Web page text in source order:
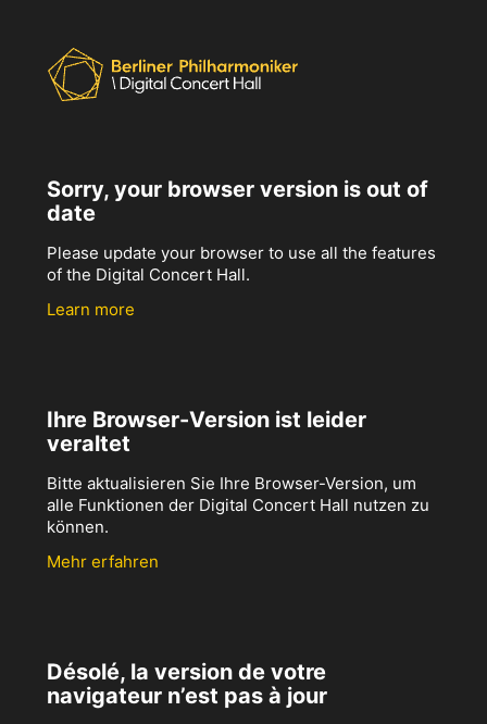
Sorry, your browser version is out of
date
Please update your browser to use all the features
of the Digital Concert Hall.
Learn more
Ihre Browser-Version ist leider
veraltet
Bitte aktualisieren Sie Ihre Browser-Version, um
alle Funktionen der Digital Concert Hall nutzen zu
können.
Mehr erfahren
Désolé, la version de votre
navigateur n’est pas à jour